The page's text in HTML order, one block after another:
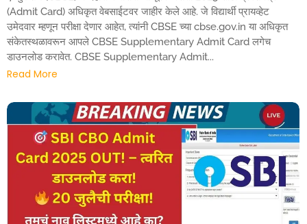
(Admit Card) अधिकृत वेबसाईटवर जाहीर केले आहे. जे विद्यार्थी प्रायव्हेट
उमेदवार म्हणून परीक्षा देणार आहेत, त्यांनी CBSE च्या cbse.gov.in या अधिकृत
संकेतस्थळावरून आपले CBSE Supplementary Admit Card लगेच
डाउनलोड करावेत. CBSE Supplementary Admit...
Read More